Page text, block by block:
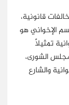
قانونية،
الإخواني هو
تمثيلاً
الشورى،
والشارع